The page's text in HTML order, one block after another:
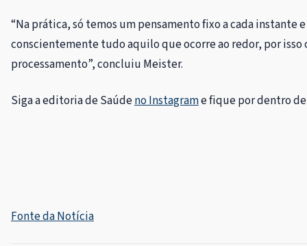
“Na prática, só temos um pensamento fixo a cada instante
conscientemente tudo aquilo que ocorre ao redor, por isso
processamento”, concluiu Meister.
Siga a editoria de Saúdeno Instagrame fique por dentro
Fonte da Notícia